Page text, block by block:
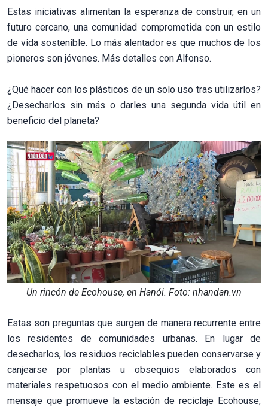
Estas iniciativas alimentan la esperanza de construir, en un
futuro cercano, una comunidad comprometida con un estilo
de vida sostenible. Lo más alentador es que muchos de los
pioneros son jóvenes. Más detalles con Alfonso.
¿Qué hacer con los plásticos de un solo uso tras utilizarlos?
¿Desecharlos sin más o darles una segunda vida útil en
beneficio del planeta?
Un rincón de Ecohouse, en Hanói. Foto: nhandan.vn
Estas son preguntas que surgen de manera recurrente entre
los residentes de comunidades urbanas. En lugar de
desecharlos, los residuos reciclables pueden conservarse y
canjearse por plantas u obsequios elaborados con
materiales respetuosos con el medio ambiente. Este es el
mensaje que promueve la estación de reciclaje Ecohouse,